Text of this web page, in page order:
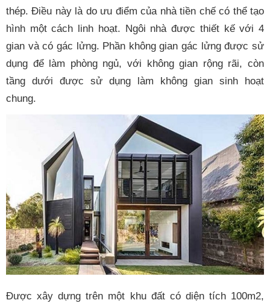
thép. Điều này là do ưu điểm của nhà tiền chế có thể tạo
hình một cách linh hoạt. Ngôi nhà được thiết kế với 4
gian và có gác lửng. Phần không gian gác lửng được sử
dụng để làm phòng ngủ, với không gian rộng rãi, còn
tầng dưới được sử dụng làm không gian sinh hoạt
chung.
Được xây dựng trên một khu đất có diện tích 100m2,